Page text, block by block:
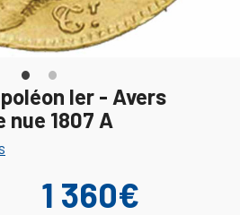
Ier - Avers
nue 1807 A
1 360€